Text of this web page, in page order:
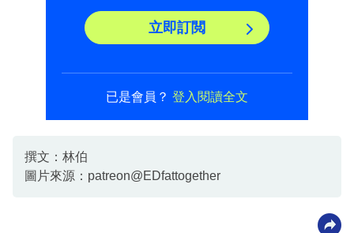
立即訂閲
已是會員？ 登入閱讀全文
撰文：林伯
圖片來源：patreon@EDfattogether